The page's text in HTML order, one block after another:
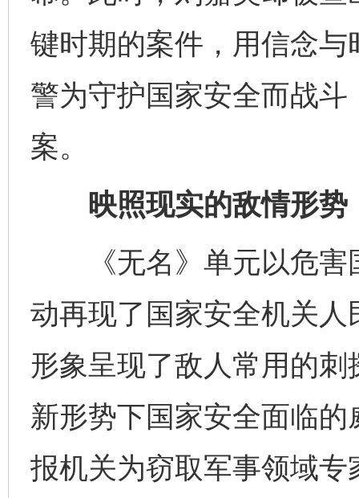
键时期的案件，用信念
警为守护国家安全而战
案。
映照现实的敌情形势
《无名》单元以危害
动再现了国家安全机关
形象呈现了敌人常用的
新形势下国家安全面临
报机关为窃取军事领域